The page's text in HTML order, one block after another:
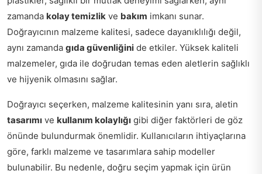
zamanda kolay temizlik ve bakım imkanı sunar.
Doğrayıcının malzeme kalitesi, sadece dayanıklılığı değil,
aynı zamanda gıda güvenliğini de etkiler. Yüksek kaliteli
malzemeler, gıda ile doğrudan temas eden aletlerin sağlıklı
ve hijyenik olmasını sağlar.
Doğrayıcı seçerken, malzeme kalitesinin yanı sıra, aletin
tasarımı ve kullanım kolaylığı gibi diğer faktörleri de göz
önünde bulundurmak önemlidir. Kullanıcıların ihtiyaçlarına
göre, farklı malzeme ve tasarımlara sahip modeller
bulunabilir. Bu nedenle, doğru seçim yapmak için ürün